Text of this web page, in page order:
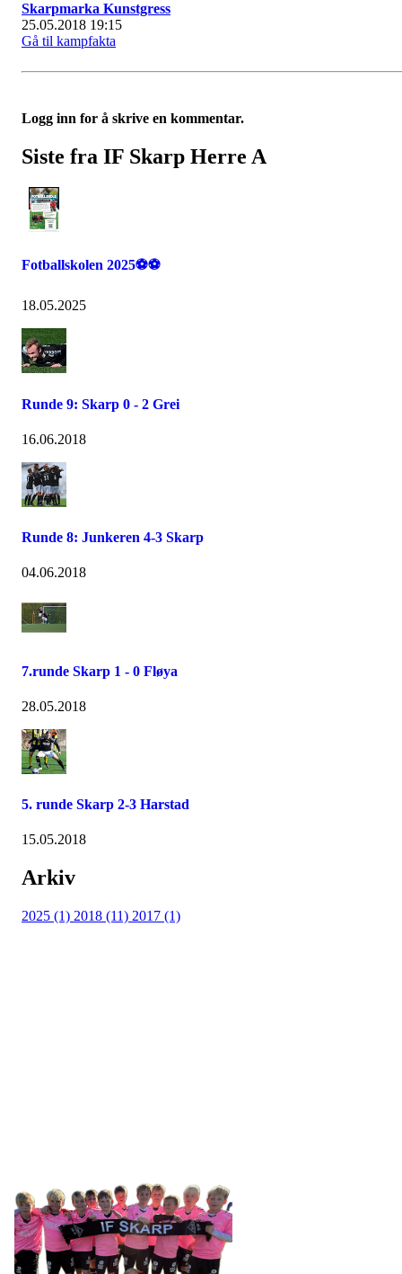
Skarpmarka Kunstgress
25.05.2018 19:15
Gå til kampfakta
Logg inn for å skrive en kommentar.
Siste fra IF Skarp Herre A
Fotballskolen 2025⚽⚽
18.05.2025
Runde 9: Skarp 0 - 2 Grei
16.06.2018
Runde 8: Junkeren 4-3 Skarp
04.06.2018
7.runde Skarp 1 - 0 Fløya
28.05.2018
5. runde Skarp 2-3 Harstad
15.05.2018
Arkiv
2025 (1) 2018 (11) 2017 (1)